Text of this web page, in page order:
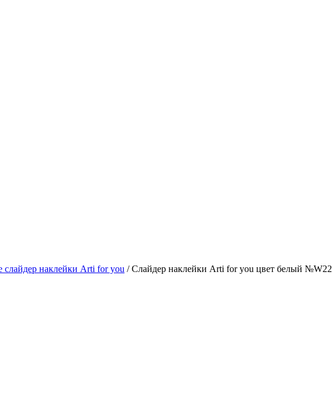
слайдер наклейки Arti for you /Слайдер наклейки Arti for you цвет белый №W22